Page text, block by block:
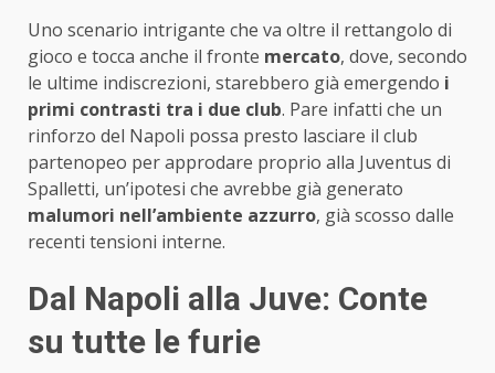
Uno scenario intrigante che va oltre il rettangolo di
gioco e tocca anche il fronte mercato, dove, secondo
le ultime indiscrezioni, starebbero già emergendo i
primi contrasti tra i due club. Pare infatti che un
rinforzo del Napoli possa presto lasciare il club
partenopeo per approdare proprio alla Juventus di
Spalletti, un’ipotesi che avrebbe già generato
malumori nell’ambiente azzurro, già scosso dalle
recenti tensioni interne.
Dal Napoli alla Juve: Conte
su tutte le furie